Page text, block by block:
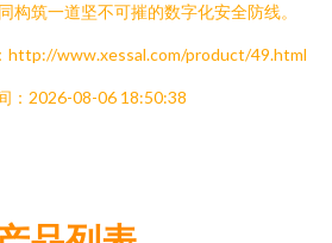
构筑一道坚不可摧的数字化安全防线。
http://www.xessal.com/product/49.html
：2026-08-06 18:50:38